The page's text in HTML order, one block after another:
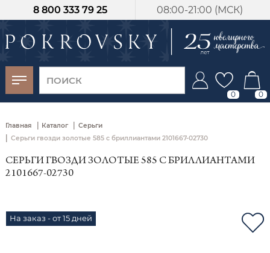
08:00-21:00 (МСК)
8 800 333 79 25
0 0
Главная | Каталог | Серьги
| Серьги гвозди золотые 585 с бриллиантами 2101667-02730
СЕРЬГИ ГВОЗДИ ЗОЛОТЫЕ 585 С БРИЛЛИАНТАМИ
2101667-02730
На заказ - от 15 дней
-30%
от 15 дней с
момента оплаты